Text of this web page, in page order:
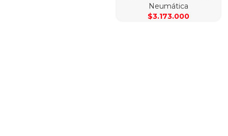
Neumática
$3.173.000